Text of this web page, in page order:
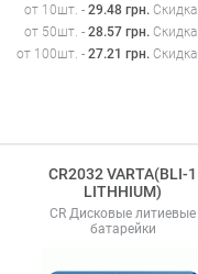
от 10шт. - 29.48грн. Скидка
от 50шт. - 28.57грн. Скидка
от 100шт. - 27.21 грн. Скидка
CR2032 VARTA(BLI-1
LITHHIUM)
CR Дисковые литиевые
батарейки